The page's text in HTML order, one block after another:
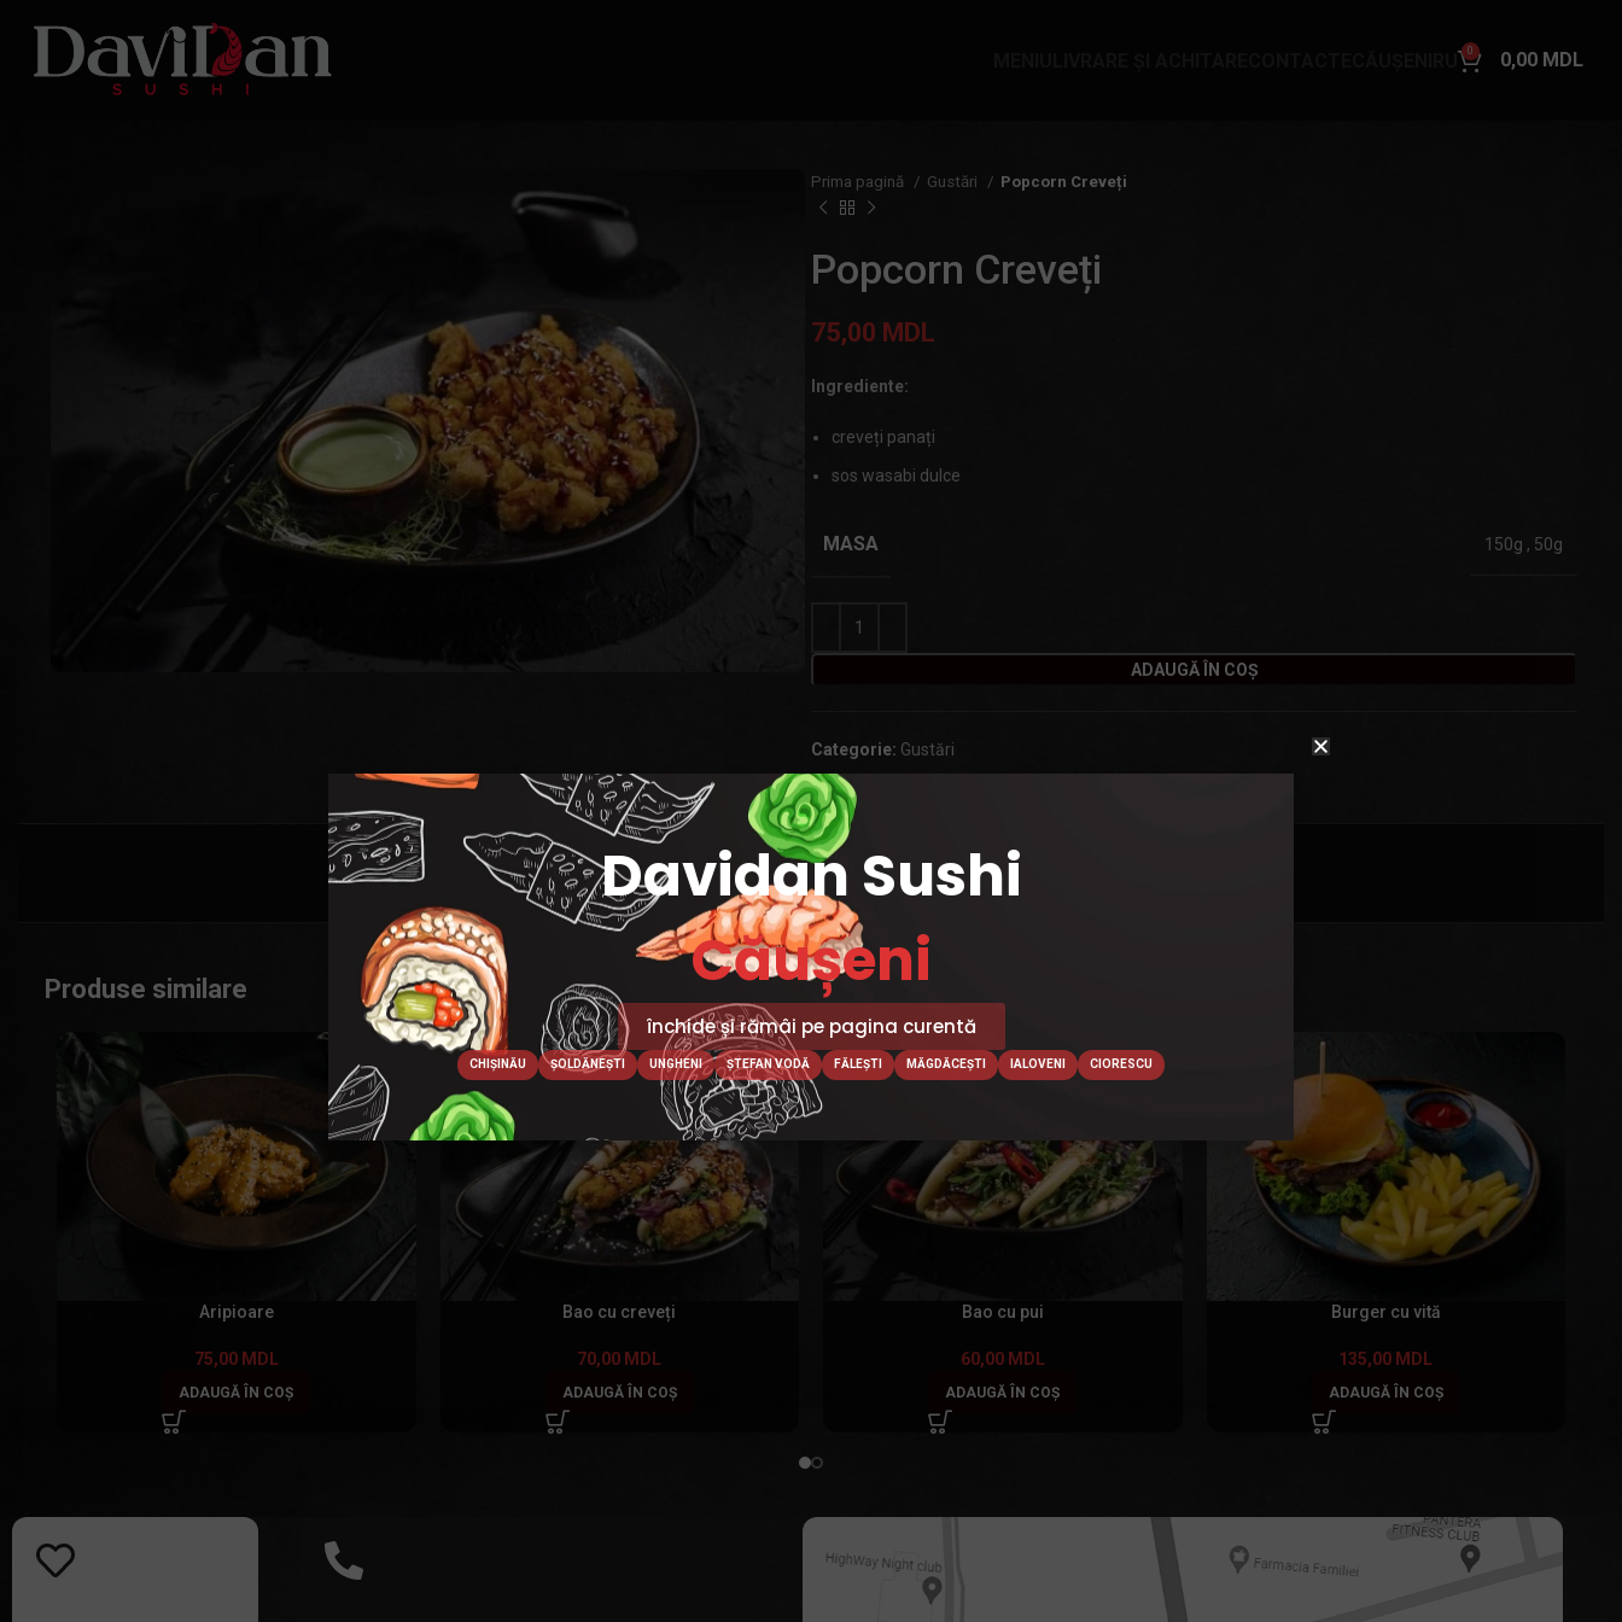
0 0,00 MDL
Prima pagină Gustări Popcorn Creveți
Popcorn Creveți
75,00 MDL
Ingrediente:
creveți panați
sos wasabi dulce
MASA 150g , 50g
ADAUGĂ ÎN COȘ
Categorie: Gustări
Produse similare
Aripioare
75,00 MDL
ADAUGĂ ÎN COȘ
Bao cu creveți
70,00 MDL
ADAUGĂ ÎN COȘ
Bao cu pui
60,00 MDL
ADAUGĂ ÎN COȘ
Burger cu vită
135,00 MDL
ADAUGĂ ÎN COȘ
Davidan Sushi
Căușeni
închide și rămâi pe pagina curentă
CHIȘINĂU ȘOLDĂNEȘTI UNGHENI ȘTEFAN VODĂ FĂLEȘTI MĂGDĂCEȘTI IALOVENI CIORESCU